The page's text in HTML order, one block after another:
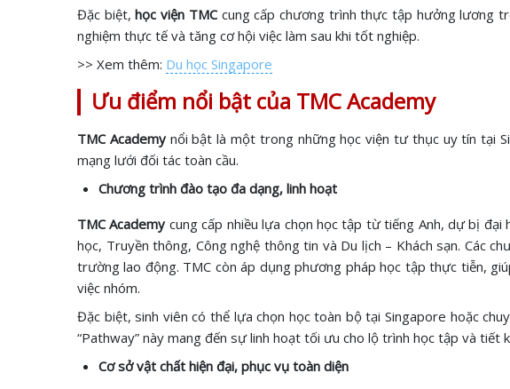
Đặc biệt, học viện TMC cung cấp chương trình thực tập hưởng lương
nghiệm thực tế và tăng cơ hội việc làm sau khi tốt nghiệp.
>> Xem thêm: Du học Singapore
Ưu điểm nổi bật của TMC Academy
TMC Academy nổi bật là một trong những học viện tư thục uy tín tại
mạng lưới đối tác toàn cầu.
Chương trình đào tạo đa dạng, linh hoạt
TMC Academy cung cấp nhiều lựa chọn học tập từ tiếng Anh, dự bị
học, Truyền thông, Công nghệ thông tin và Du lịch – Khách sạn. Các
trường lao động. TMC còn áp dụng phương pháp học tập thực tiễn,
việc nhóm.
Đặc biệt, sinh viên có thể lựa chọn học toàn bộ tại Singapore hoặc
“Pathway” này mang đến sự linh hoạt tối ưu cho lộ trình học tập và tiết
Cơ sở vật chất hiện đại, phục vụ toàn diện